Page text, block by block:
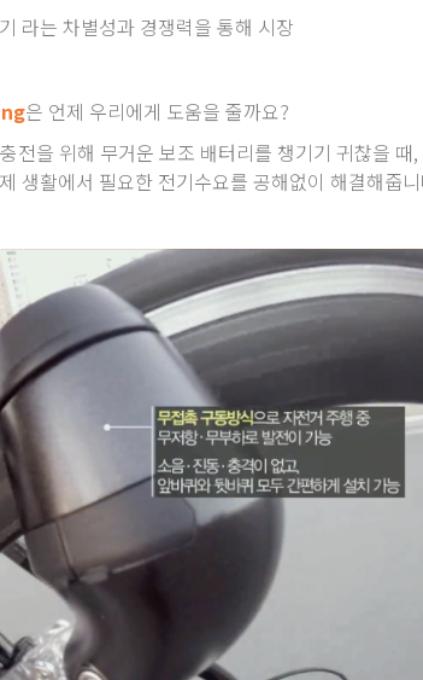
라는 차별성과 경쟁력을 통해 시장
은 언제 우리에게 도움을 줄까요?
을 위해 무거운 보조 배터리를 챙기기 귀찮을 때
생활에서 필요한 전기수요를 공해없이 해결해줍